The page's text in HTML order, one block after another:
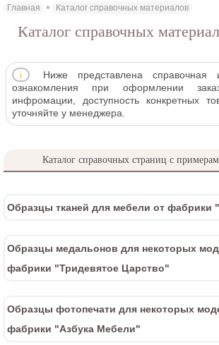
Главная » Каталог справочных материалов
Каталог справочных
Ниже представлена справочная
ознакомления при оформлении
инфромации, доступность конкретных
уточняйте у менеджера.
Каталог справочных страниц с
Образцы тканей для мебели от
Образцы медальонов для некоторых
фабрики "Тридевятое Царство"
Образцы фотопечати для некоторых
фабрики "Азбука Мебели"